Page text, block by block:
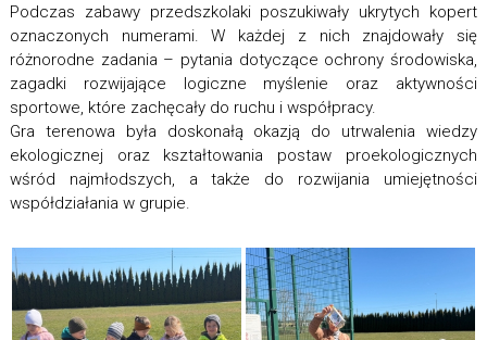
Podczas zabawy przedszkolaki poszukiwały ukrytych kopert
oznaczonych numerami. W każdej z nich znajdowały się
różnorodne zadania – pytania dotyczące ochrony środowiska,
zagadki rozwijające logiczne myślenie oraz aktywności
sportowe, które zachęcały do ruchu i współpracy.
Gra terenowa była doskonałą okazją do utrwalenia wiedzy
ekologicznej oraz kształtowania postaw proekologicznych
wśród najmłodszych, a także do rozwijania umiejętności
współdziałania w grupie.